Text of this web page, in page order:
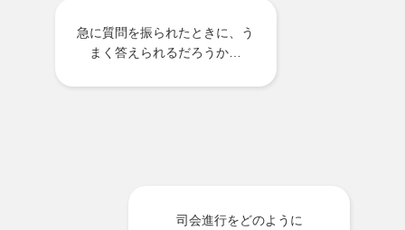
急に質問を振られたときに、う
まく答えられるだろうか…
司会進行をどのように